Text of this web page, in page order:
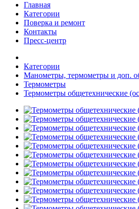
Главная
Категории
Поверка и ремонт
Контакты
Пресс-центр
Категории
Манометры, термометры и доп.
Термометры
Термометры общетехнические